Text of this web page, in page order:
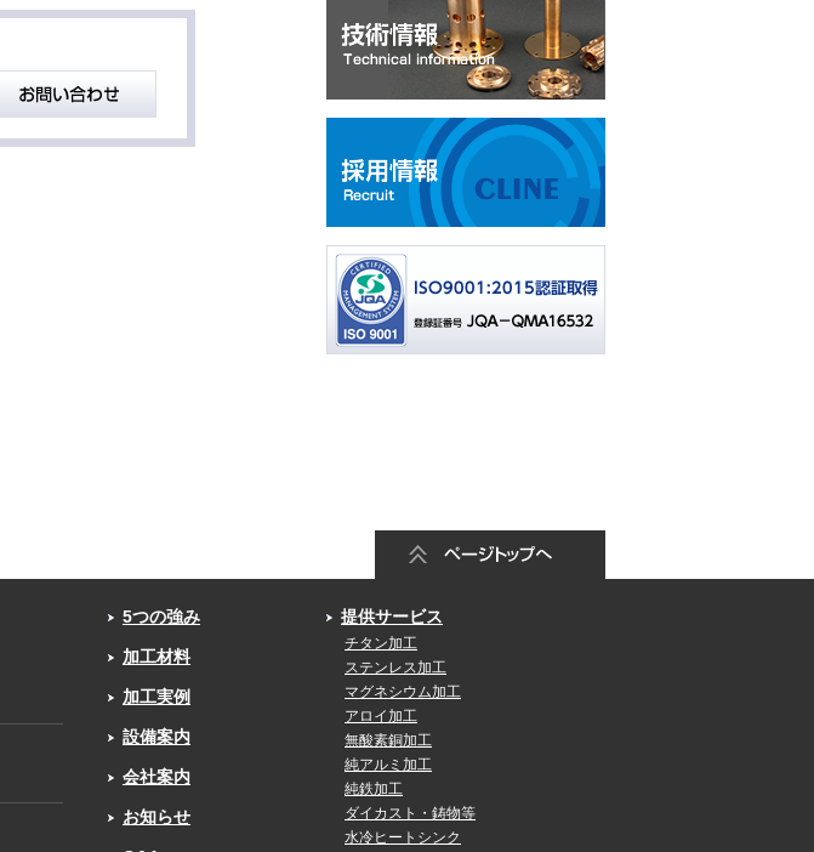
5つの強み
加工材料
加工実例
設備案内
会社案内
お知らせ
提供サービス
チタン加工
ステンレス加工
マグネシウム加工
アロイ加工
無酸素銅加工
純アルミ加工
純鉄加工
ダイカスト・鋳物等
水冷ヒートシンク